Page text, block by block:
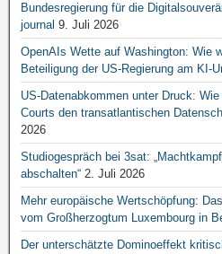
Bundesregierung für die
journal 9. Juli 2026
OpenAIs Wette auf Washington: Wie
Beteiligung der US-Regierung am KI-
US-Datenabkommen unter Druck:
Courts den transatlantischen
2026
Studiogespräch bei 3sat:
abschalten“ 2. Juli 2026
Mehr europäische Wertschöpfung:
vom Großherzogtum Luxembourg in
Der unterschätzte Dominoeffekt